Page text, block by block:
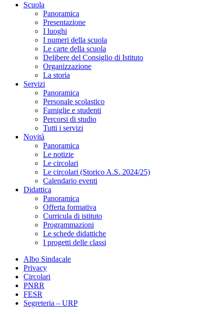
Scuola
Panoramica
Presentazione
I luoghi
I numeri della scuola
Le carte della scuola
Delibere del Consiglio di Istituto
Organizzazione
La storia
Servizi
Panoramica
Personale scolastico
Famiglie e studenti
Percorsi di studio
Tutti i servizi
Novità
Panoramica
Le notizie
Le circolari
Le circolari (Storico A.S. 2024/25)
Calendario eventi
Didattica
Panoramica
Offerta formativa
Curricula di istituto
Programmazioni
Le schede didattiche
I progetti delle classi
Albo Sindacale
Privacy
Circolari
PNRR
FESR
Segreteria – URP